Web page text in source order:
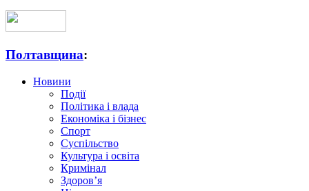
Полтавщина:
Новини
Події
Політика і влада
Економіка і бізнес
Спорт
Суспільство
Культура і освіта
Кримінал
Здоров’я